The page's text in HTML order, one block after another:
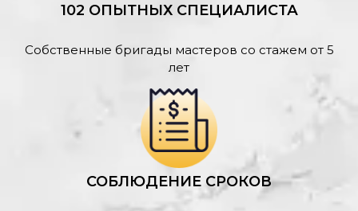
102 ОПЫТНЫХ СПЕЦИАЛИСТА
Собственные бригады мастеров со стажем от 5
лет
СОБЛЮДЕНИЕ СРОКОВ